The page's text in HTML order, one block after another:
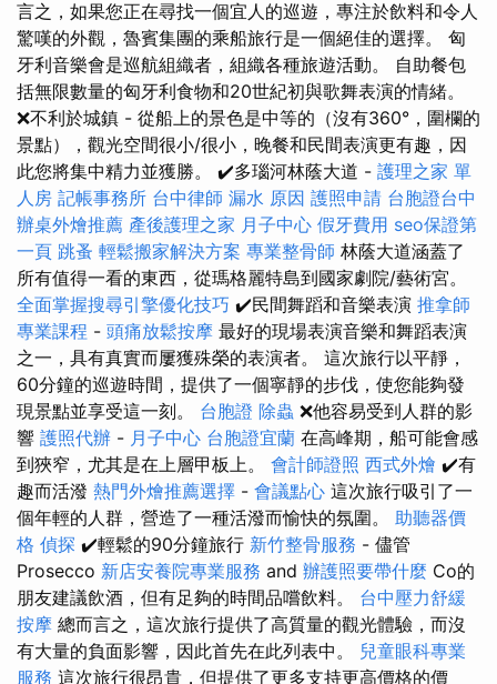
言之，如果您正在尋找一個宜人的巡遊，專注於飲料和令人
驚嘆的外觀，魯賓集團的乘船旅行是一個絕佳的選擇。 匈
牙利音樂會是巡航組織者，組織各種旅遊活動。 自助餐包
括無限數量的匈牙利食物和20世紀初與歌舞表演的情緒。
❌不利於城鎮 - 從船上的景色是中等的（沒有360°，圍欄的
景點），觀光空間很小/很小，晚餐和民間表演更有趣，因
此您將集中精力並獲勝。 ✔️多瑙河林蔭大道 - 護理之家 單
人房 記帳事務所 台中律師 漏水 原因 護照申請 台胞證台中
辦桌外燴推薦 產後護理之家 月子中心 假牙費用 seo保證第
一頁 跳蚤 輕鬆搬家解決方案 專業整骨師 林蔭大道涵蓋了
所有值得一看的東西，從瑪格麗特島到國家劇院/藝術宮。
全面掌握搜尋引擎優化技巧 ✔️民間舞蹈和音樂表演 推拿師
專業課程 - 頭痛放鬆按摩 最好的現場表演音樂和舞蹈表演
之一，具有真實而屢獲殊榮的表演者。 這次旅行以平靜，
60分鐘的巡遊時間，提供了一個寧靜的步伐，使您能夠發
現景點並享受這一刻。 台胞證 除蟲 ❌他容易受到人群的影
響 護照代辦 - 月子中心 台胞證宜蘭 在高峰期，船可能會感
到狹窄，尤其是在上層甲板上。 會計師證照 西式外燴 ✔️有
趣而活潑 熱門外燴推薦選擇 - 會議點心 這次旅行吸引了一
個年輕的人群，營造了一種活潑而愉快的氛圍。 助聽器價
格 偵探 ✔️輕鬆的90分鐘旅行 新竹整骨服務 - 儘管
Prosecco 新店安養院專業服務 and 辦護照要帶什麼 Co的
朋友建議飲酒，但有足夠的時間品嚐飲料。 台中壓力舒緩
按摩 總而言之，這次旅行提供了高質量的觀光體驗，而沒
有大量的負面影響，因此首先在此列表中。 兒童眼科專業
服務 這次旅行很昂貴，但提供了更多支持更高價格的價